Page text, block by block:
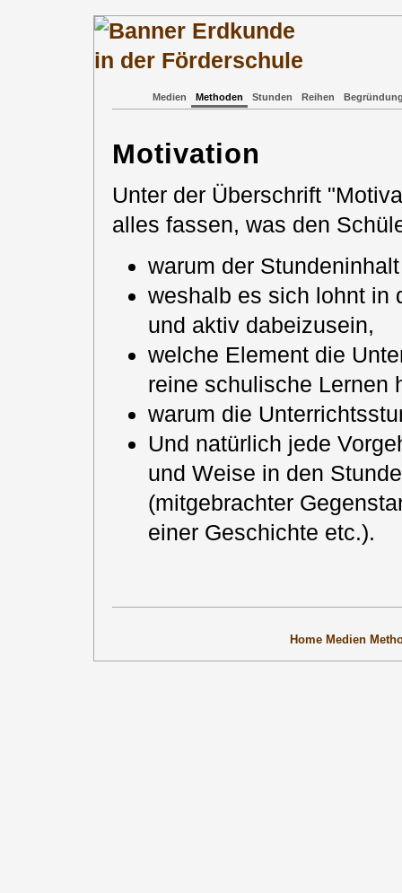
Medien Methoden Stunden Reihen
Motivation
Unter der Überschrift
alles fassen, was den
warum der
weshalb es sich lohnt in
und aktiv dabeizusein,
welche Element die
reine schulische Lernen
warum die
Und natürlich jede
und Weise in den
(mitgebrachter
einer Geschichte etc.).
Home Medien